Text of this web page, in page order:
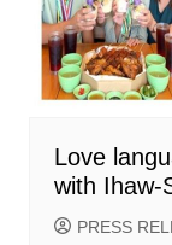
Love
with Ihaw-
PRESS